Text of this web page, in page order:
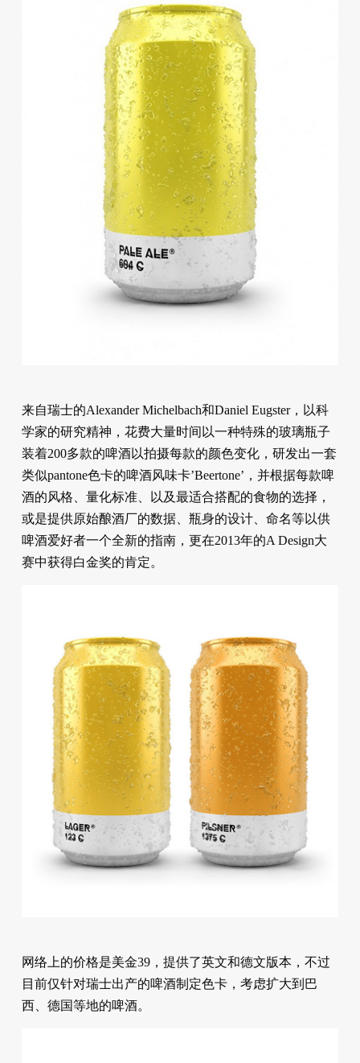
来自瑞士的Alexander Michelbach和Daniel Eugster，以科
学家的研究精神，花费大量时间以一种特殊的玻璃瓶子
装着200多款的啤酒以拍摄每款的颜色变化，研发出一套
类似pantone色卡的啤酒风味卡’Beertone’，并根据每款啤
酒的风格、量化标准、以及最适合搭配的食物的选择，
或是提供原始酿酒厂的数据、瓶身的设计、命名等以供
啤酒爱好者一个全新的指南，更在2013年的A Design大
赛中获得白金奖的肯定。
网络上的价格是美金39，提供了英文和德文版本，不过
目前仅针对瑞士出产的啤酒制定色卡，考虑扩大到巴
西、德国等地的啤酒。